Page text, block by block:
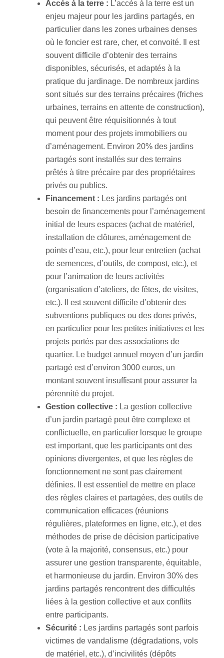
Accès à la terre : L’accès à la terre est un
enjeu majeur pour les jardins partagés, en
particulier dans les zones urbaines denses
où le foncier est rare, cher, et convoité. Il est
souvent difficile d’obtenir des terrains
disponibles, sécurisés, et adaptés à la
pratique du jardinage. De nombreux jardins
sont situés sur des terrains précaires (friches
urbaines, terrains en attente de construction),
qui peuvent être réquisitionnés à tout
moment pour des projets immobiliers ou
d’aménagement. Environ 20% des jardins
partagés sont installés sur des terrains
prêtés à titre précaire par des propriétaires
privés ou publics.
Financement : Les jardins partagés ont
besoin de financements pour l’aménagement
initial de leurs espaces (achat de matériel,
installation de clôtures, aménagement de
points d’eau, etc.), pour leur entretien (achat
de semences, d’outils, de compost, etc.), et
pour l’animation de leurs activités
(organisation d’ateliers, de fêtes, de visites,
etc.). Il est souvent difficile d’obtenir des
subventions publiques ou des dons privés,
en particulier pour les petites initiatives et les
projets portés par des associations de
quartier. Le budget annuel moyen d’un jardin
partagé est d’environ 3000 euros, un
montant souvent insuffisant pour assurer la
pérennité du projet.
Gestion collective : La gestion collective
d’un jardin partagé peut être complexe et
conflictuelle, en particulier lorsque le groupe
est important, que les participants ont des
opinions divergentes, et que les règles de
fonctionnement ne sont pas clairement
définies. Il est essentiel de mettre en place
des règles claires et partagées, des outils de
communication efficaces (réunions
régulières, plateformes en ligne, etc.), et des
méthodes de prise de décision participative
(vote à la majorité, consensus, etc.) pour
assurer une gestion transparente, équitable,
et harmonieuse du jardin. Environ 30% des
jardins partagés rencontrent des difficultés
liées à la gestion collective et aux conflits
entre participants.
Sécurité : Les jardins partagés sont parfois
victimes de vandalisme (dégradations, vols
de matériel, etc.), d’incivilités (dépôts